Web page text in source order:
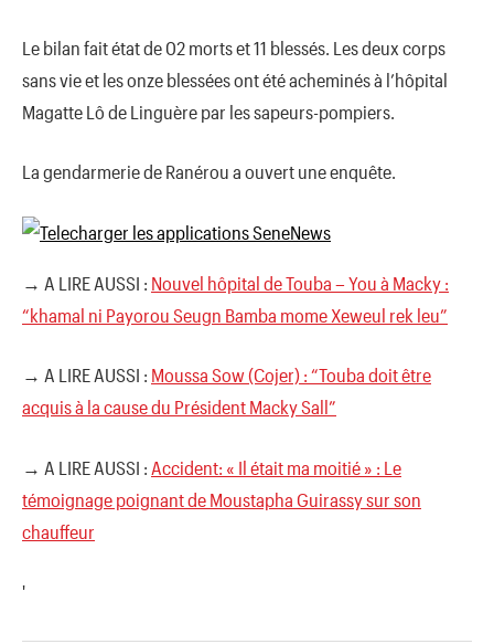
Le bilan fait état de 02 morts et 11 blessés. Les deux corps
sans vie et les onze blessées ont été acheminés à l’hôpital
Magatte Lô de Linguère par les sapeurs-pompiers.
La gendarmerie de Ranérou a ouvert une enquête.
→ A LIRE AUSSI : Nouvel hôpital de Touba – You à Macky :
“khamal ni Payorou Seugn Bamba mome Xeweul rek leu”
→ A LIRE AUSSI : Moussa Sow (Cojer) : “Touba doit être
acquis à la cause du Président Macky Sall”
→ A LIRE AUSSI : Accident: « Il était ma moitié » : Le
témoignage poignant de Moustapha Guirassy sur son
chauffeur
'